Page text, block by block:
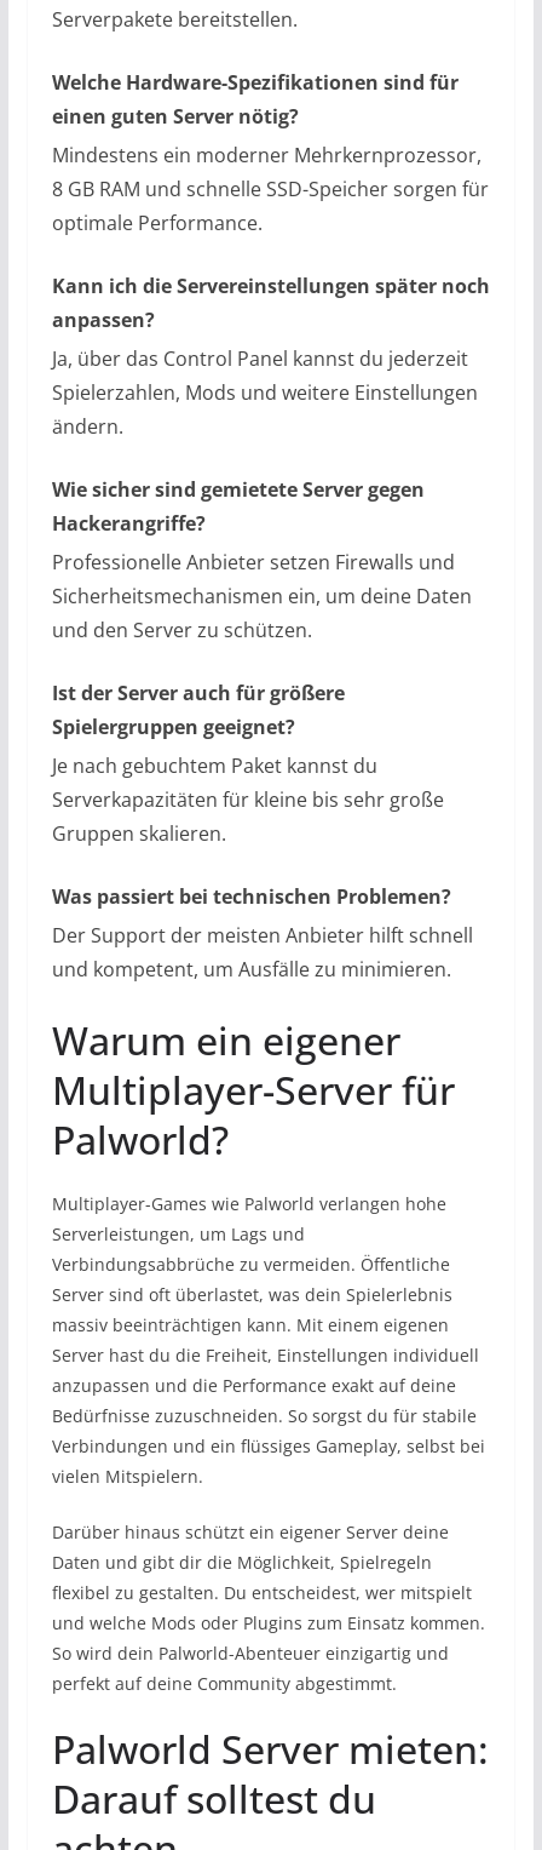
Serverpakete bereitstellen.
Welche Hardware-Spezifikationen sind für
einen guten Server nötig?
Mindestens ein moderner Mehrkernprozessor,
8 GB RAM und schnelle SSD-Speicher sorgen für
optimale Performance.
Kann ich die Servereinstellungen später noch
anpassen?
Ja, über das Control Panel kannst du jederzeit
Spielerzahlen, Mods und weitere Einstellungen
ändern.
Wie sicher sind gemietete Server gegen
Hackerangriffe?
Professionelle Anbieter setzen Firewalls und
Sicherheitsmechanismen ein, um deine Daten
und den Server zu schützen.
Ist der Server auch für größere
Spielergruppen geeignet?
Je nach gebuchtem Paket kannst du
Serverkapazitäten für kleine bis sehr große
Gruppen skalieren.
Was passiert bei technischen Problemen?
Der Support der meisten Anbieter hilft schnell
und kompetent, um Ausfälle zu minimieren.
Warum ein eigener
Multiplayer-Server für
Palworld?
Multiplayer-Games wie Palworld verlangen hohe
Serverleistungen, um Lags und
Verbindungsabbrüche zu vermeiden. Öffentliche
Server sind oft überlastet, was dein Spielerlebnis
massiv beeinträchtigen kann. Mit einem eigenen
Server hast du die Freiheit, Einstellungen individuell
anzupassen und die Performance exakt auf deine
Bedürfnisse zuzuschneiden. So sorgst du für stabile
Verbindungen und ein flüssiges Gameplay, selbst bei
vielen Mitspielern.
Darüber hinaus schützt ein eigener Server deine
Daten und gibt dir die Möglichkeit, Spielregeln
flexibel zu gestalten. Du entscheidest, wer mitspielt
und welche Mods oder Plugins zum Einsatz kommen.
So wird dein Palworld-Abenteuer einzigartig und
perfekt auf deine Community abgestimmt.
Palworld Server mieten:
Darauf solltest du